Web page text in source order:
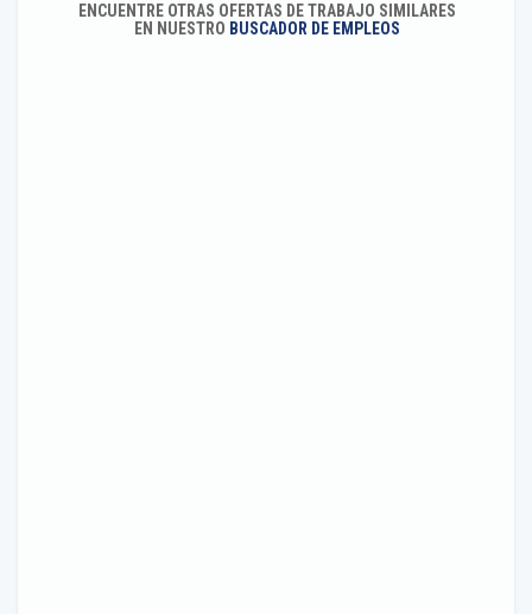
ENCUENTRE OTRAS OFERTAS DE TRABAJO SIMILARES
EN NUESTRO BUSCADOR DE EMPLEOS